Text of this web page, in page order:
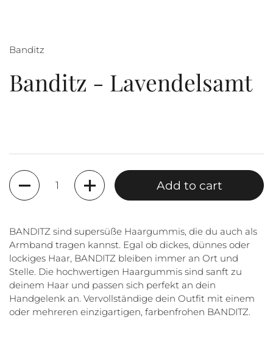
Banditz
Banditz - Lavendelsamt
Quantity
Add to cart
BANDITZ sind supersüße Haargummis, die du auch als
Armband tragen kannst. Egal ob dickes, dünnes oder
lockiges Haar, BANDITZ bleiben immer an Ort und
Stelle. Die hochwertigen Haargummis sind sanft zu
deinem Haar und passen sich perfekt an dein
Handgelenk an. Vervollständige dein Outfit mit einem
oder mehreren einzigartigen, farbenfrohen BANDITZ.